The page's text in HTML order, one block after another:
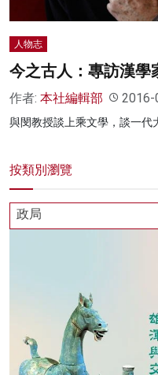
人物志
今之古人：專訪漢學
作者: 本社編輯部 2016-
與閔教授談上乘文學，談一代
按類別瀏覽
政局